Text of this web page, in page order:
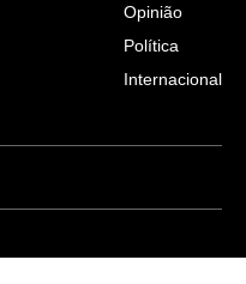
Opinião
Política
Internacional